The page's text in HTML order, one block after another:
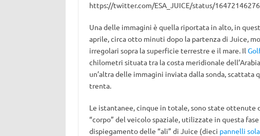
https://twitter.com/ESA_JUICE/status/
Una delle immagini è quella riportata in alto, in
aprile, circa otto minuti dopo la partenza di Juice,
irregolari sopra la superficie terrestre e il mare. Il
chilometri situata tra la costa meridionale
un’altra delle immagini inviata dalla sonda, scattata
trenta.
Le istantanee, cinque in totale, sono state
“corpo” del veicolo spaziale, utilizzate in questa
dispiegamento delle “ali” di Juice (dieci pannelli